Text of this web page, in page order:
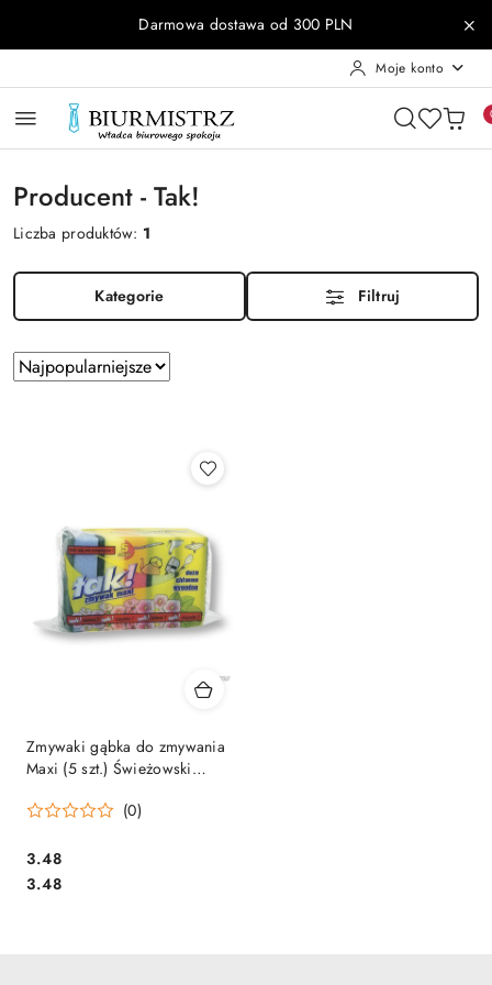
Przejdź do treści głównej
Przejdź do wyszukiwarki
Przejdź do moje konto
Przejdź do menu głównego
Przejdź do stopkiDarmowa dostawa od 300 PLN
Moje konto
Producent - Tak!
Liczba produktów: 1
Kategorie Filtruj
Zastosowano
sortowanie:
Sortuj
według
Zmywaki gąbka do zmywania
Maxi (5 szt.) Świeżowski
(0)
Cena:
3.48
Cena:
3.48